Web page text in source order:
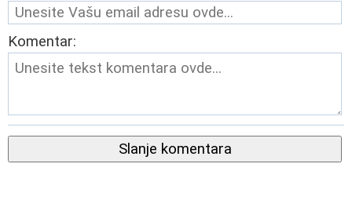
Komentar:
Slanje komentara